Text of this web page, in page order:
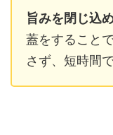
旨みを閉じ込
蓋をすること
さず、短時間